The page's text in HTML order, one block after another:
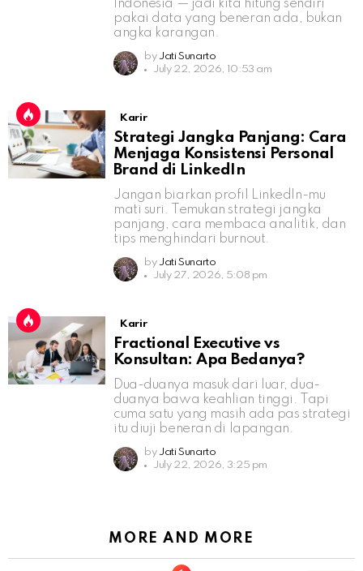
Indonesia — jadi kita hitung sendiri
pakai data yang beneran ada, bukan
angka karangan.
by Jati Sunarto
July 22, 2026, 10:53 am
Karir
Strategi Jangka Panjang: Cara
Menjaga Konsistensi Personal
Brand di LinkedIn
Jangan biarkan profil LinkedIn-mu
mati suri. Temukan strategi jangka
panjang, cara membaca analitik, dan
tips menghindari burnout.
by Jati Sunarto
July 27, 2026, 5:08 pm
Karir
Fractional Executive vs
Konsultan: Apa Bedanya?
Dua-duanya masuk dari luar, dua-
duanya bawa keahlian tinggi. Tapi
cuma satu yang masih ada pas strategi
itu diuji beneran di lapangan.
by Jati Sunarto
July 22, 2026, 3:25 pm
MORE AND MORE